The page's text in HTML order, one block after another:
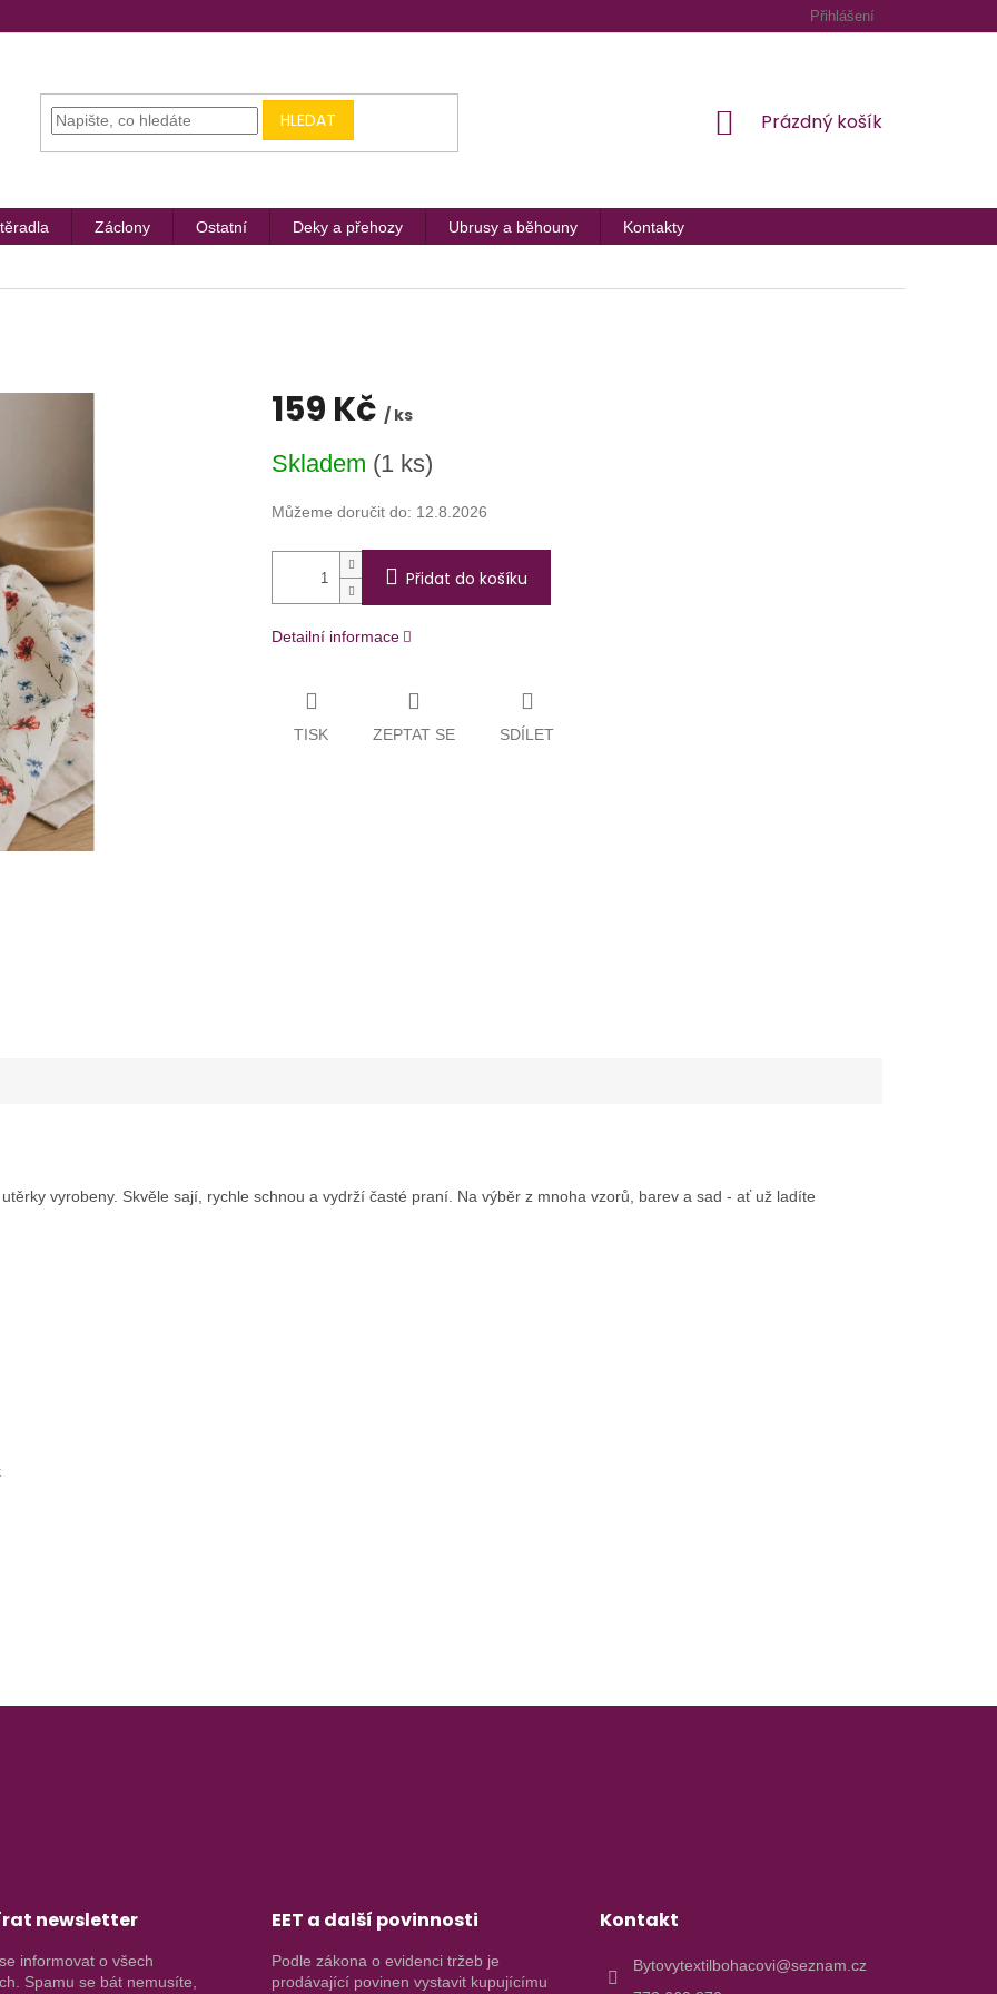
Přihlášení
HLEDAT
NÁKUPNÍ
Prázdný košík
Záclony Ostatní Deky a přehozy Ubrusy a běhouny Kontakty
159 Kč / ks
cena:
Skladem (1 ks)
Můžeme doručit do: 12.8.2026
Přidat do košíku
Detailní informace
TISK ZEPTAT SE SDÍLET
vyrobeny. Skvěle sají, rychle schnou a vydrží časté praní. Na výběr z mnoha vzorů, barev a sad - ať už ladíte
newsletter
informovat o všech
Spamu se bát nemusíte,
EET a další povinnosti
Podle zákona o evidenci tržeb je
prodávající povinen vystavit kupujícímu
Kontakt
Bytovytextilbohacovi@seznam.cz